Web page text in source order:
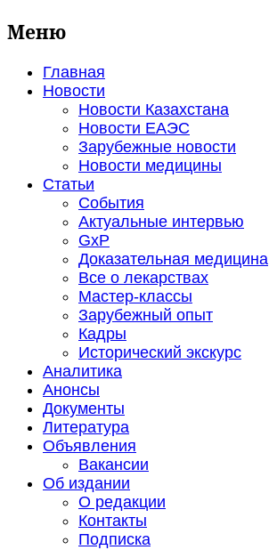
Меню
Главная
Новости
Новости Казахстана
Новости ЕАЭС
Зарубежные новости
Новости медицины
Статьи
События
Актуальные интервью
GxP
Доказательная медицина
Все о лекарствах
Мастер-классы
Зарубежный опыт
Кадры
Исторический экскурс
Аналитика
Анонсы
Документы
Литература
Объявления
Вакансии
Об издании
О редакции
Контакты
Подписка